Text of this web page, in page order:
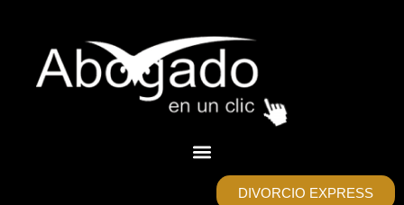
DIVORCIO EXPRESS